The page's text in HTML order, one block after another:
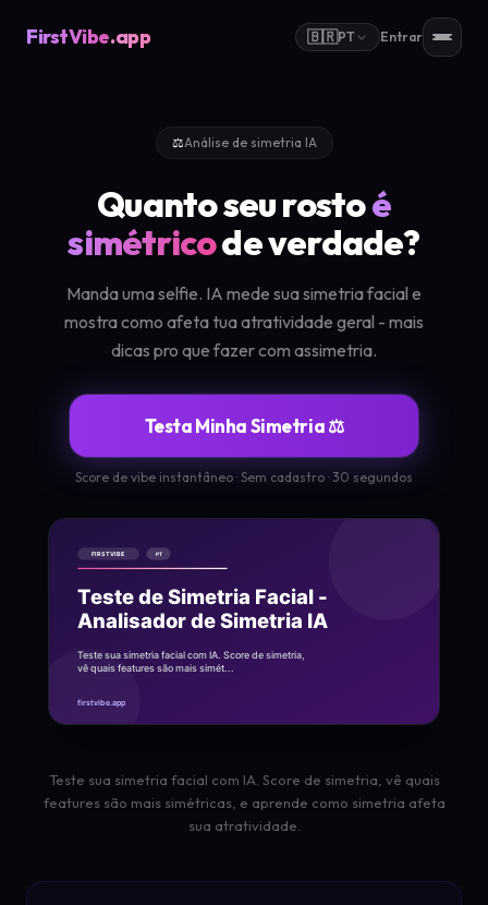
FirstVibe.app 🇧🇷PT Entrar
⚖️Análise de simetria IA
Quanto seu rostoé
simétricode verdade?
Manda uma selfie. IA mede sua simetria facial e
mostra como afeta tua atratividade geral - mais
dicas pro que fazer com assimetria.
Testa Minha Simetria ⚖️
Score de vibe instantâneo · Sem cadastro · 30 segundos
Teste sua simetria facial com IA. Score de simetria, vê quais
features são mais simétricas, e aprende como simetria afeta
sua atratividade.